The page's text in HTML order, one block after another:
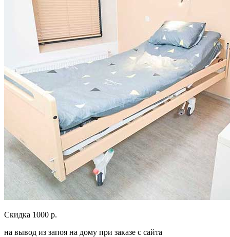
Скидка 1000 р.
на вывод из запоя на дому при заказе с сайта